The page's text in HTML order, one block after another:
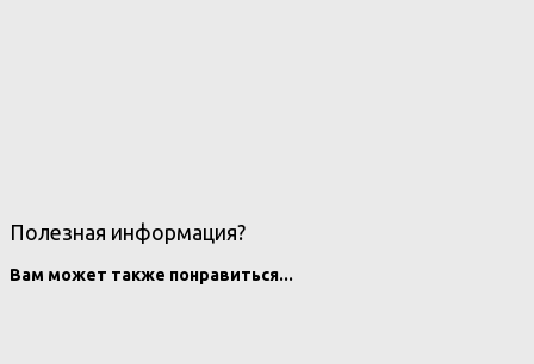
Полезная информация?
Вам может также понравиться...